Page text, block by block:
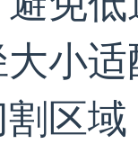
小
区